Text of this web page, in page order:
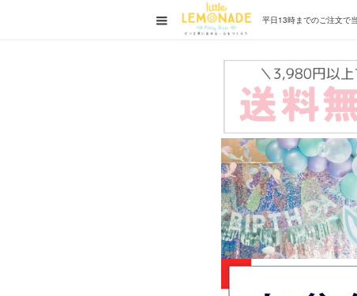
平日13時までのご注文で